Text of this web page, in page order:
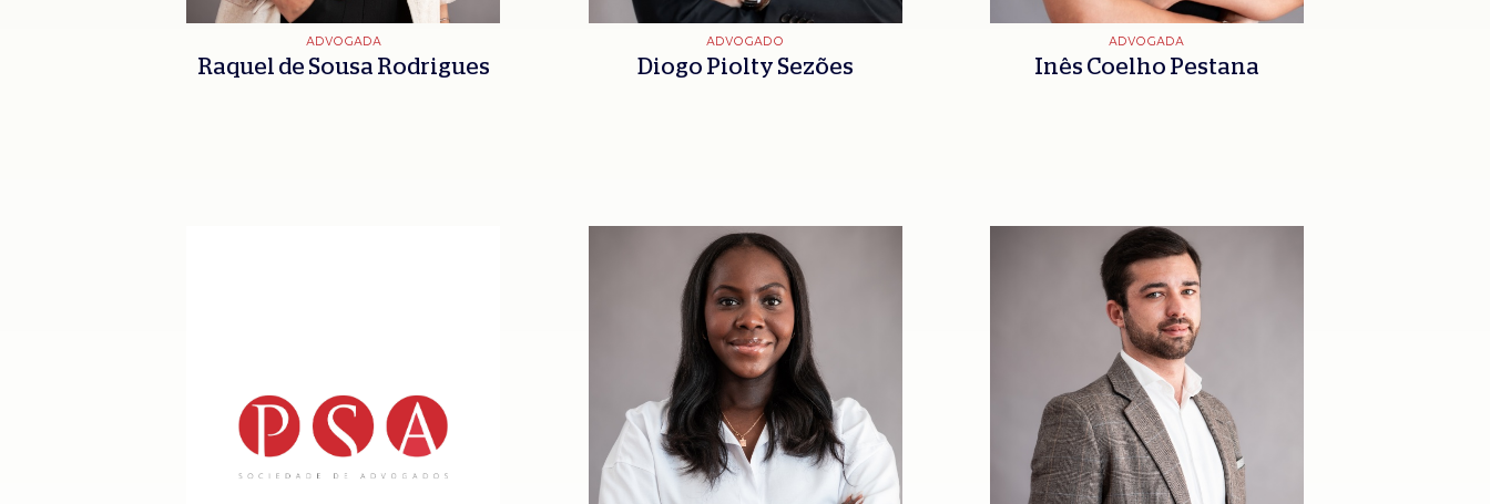
ADVOGADA
Raquel de Sousa Rodrigues
ADVOGADO
Diogo Piolty Sezões
ADVOGADA
Inês Coelho Pestana